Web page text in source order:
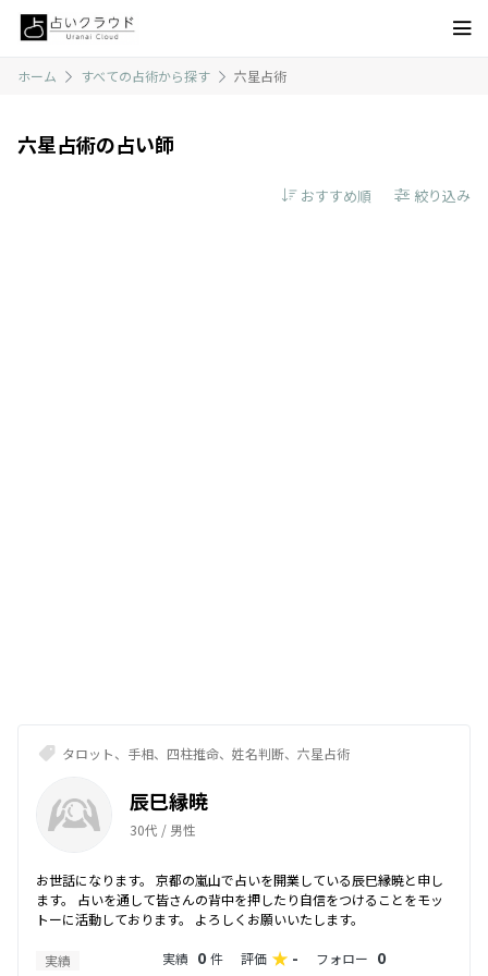
ホーム すべての占術から探す 六星占術
六星占術の占い師
絞り込み
タロット、手相、四柱推命、姓名判断、六星占術
辰巳縁暁
30代 / 男性
お世話になります。 京都の嵐山で占いを開業している辰巳縁暁と申し
ます。 占いを通して皆さんの背中を押したり自信をつけることをモッ
トーに活動しております。 よろしくお願いいたします。
実績 実績 0 件 評価 - フォロー 0